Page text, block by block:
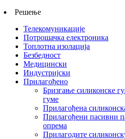
Решење
Телекомуникације
Потрошачка електроника
Топлотна изолација
Безбедност
Медицински
Индустријски
Прилагођено
Бризгање силиконске
гуме
Прилагођена
Прилагођени пасивни
опрема
Прилагодите